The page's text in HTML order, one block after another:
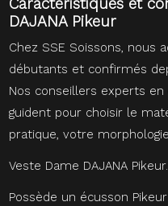
Caractéristiques et
DAJANA Pikeur
Chez SSE Soissons, nous
débutants et confirmés
Nos conseillers experts
guident pour choisir le
pratique, votre
Veste Dame DAJANA Pikeur.
Possède un écusson